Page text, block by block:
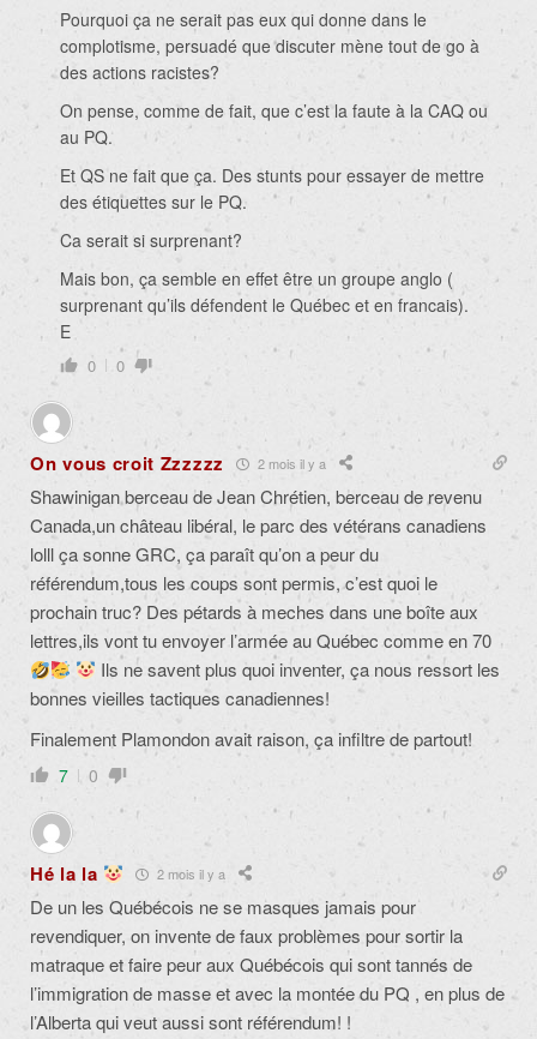
Pourquoi ça ne serait pas eux qui donne dans le
complotisme, persuadé que discuter mène tout de go à
des actions racistes?
On pense, comme de fait, que c’est la faute à la CAQ ou
au PQ.
Et QS ne fait que ça. Des stunts pour essayer de mettre
des étiquettes sur le PQ.
Ca serait si surprenant?
Mais bon, ça semble en effet être un groupe anglo (
surprenant qu’ils défendent le Québec et en francais).
E
0 0
On vous croit Zzzzzz 2 mois il y a
Shawinigan berceau de Jean Chrétien, berceau de revenu
Canada,un château libéral, le parc des vétérans canadiens
lolll ça sonne GRC, ça paraît qu’on a peur du
référendum,tous les coups sont permis, c’est quoi le
prochain truc? Des pétards à meches dans une boîte aux
lettres,ils vont tu envoyer l’armée au Québec comme en 70
Ils ne savent plus quoi inventer, ça nous ressort les
bonnes vieilles tactiques canadiennes!
Finalement Plamondon avait raison, ça infiltre de partout!
7 0
Hé la la 2 mois il y a
De un les Québécois ne se masques jamais pour
revendiquer, on invente de faux problèmes pour sortir la
matraque et faire peur aux Québécois qui sont tannés de
l’immigration de masse et avec la montée du PQ , en plus de
l’Alberta qui veut aussi sont référendum! !